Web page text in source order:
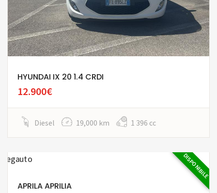
HYUNDAI IX 20 1.4 CRDI
12.900€
Diesel 19,000 km 1 396 cc
DISPONIBILE
APRILA APRILIA